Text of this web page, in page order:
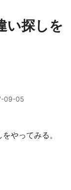
い探しを
09-05
やってみる。